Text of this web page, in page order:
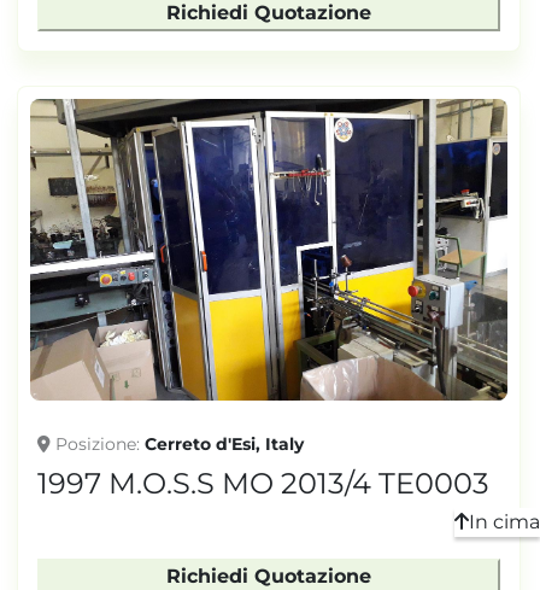
Richiedi Quotazione
Posizione Cerreto d'Esi, Italy
1997 M.O.S.S MO 2013/4 TE0003
Richiedi Quotazione
In cima